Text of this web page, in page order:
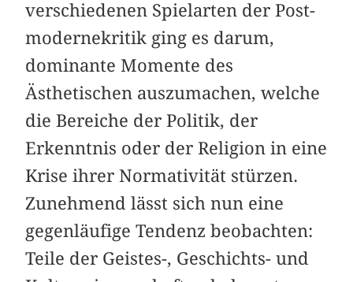
verschiedenen Spielarten der Post­
modernekritik ging es darum,
dominante Momente des
Ästhetischen auszumachen, welche
die Bereiche der Politik, der
Erkenntnis oder der Religion in eine
Krise ihrer Norma­tivität stürzen.
Zunehmend lässt sich nun eine
gegenläufige Tendenz beobachten:
Teile der Geistes-, Geschichts- und